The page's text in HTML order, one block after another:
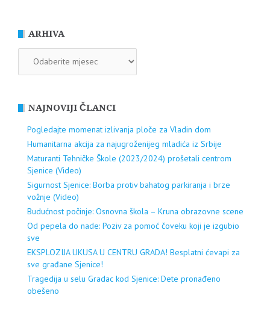
ARHIVA
NAJNOVIJI ČLANCI
Pogledajte momenat izlivanja ploče za Vladin dom
Humanitarna akcija za najugroženijeg mladića iz Srbije
Maturanti Tehničke Škole (2023/2024) prošetali centrom
Sjenice (Video)
Sigurnost Sjenice: Borba protiv bahatog parkiranja i brze
vožnje (Video)
Budućnost počinje: Osnovna škola – Kruna obrazovne scene
Od pepela do nade: Poziv za pomoć čoveku koji je izgubio
sve
EKSPLOZIJA UKUSA U CENTRU GRADA! Besplatni ćevapi za
sve građane Sjenice!
Tragedija u selu Gradac kod Sjenice: Dete pronađeno
obešeno